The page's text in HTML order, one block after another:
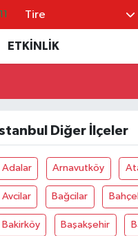
Tire
ETKİNLİK
Diğer İlçeler
Adalar Arnavutköy
Avcilar Bağcilar
Bakirköy Başakşehir